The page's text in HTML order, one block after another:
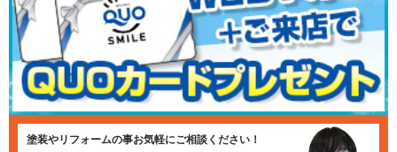
塗装やリフォームの事お気軽にご相談ください！